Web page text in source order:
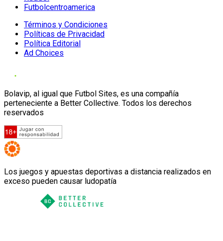
Futbolcentroamerica
Términos y Condiciones
Políticas de Privacidad
Política Editorial
Ad Choices
Bolavip, al igual que Futbol Sites, es una compañía
perteneciente a Better Collective. Todos los derechos
reservados
Los juegos y apuestas deportivas a distancia realizados en
exceso pueden causar ludopatía